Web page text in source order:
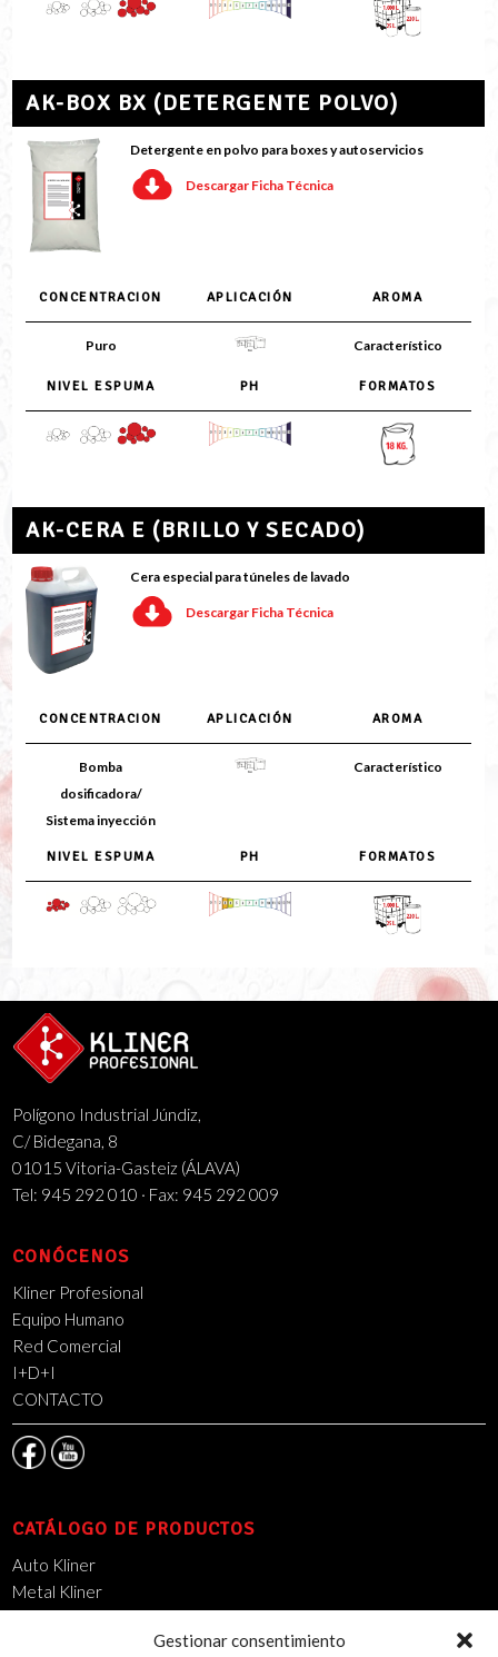
Gestionar consentimiento
AK-BOX BX (DETERGENTE POLVO)
Detergente en polvo para boxes y autoservicios
Descargar Ficha Técnica
CONCENTRACION APLICACIÓN AROMA
Puro Característico
NIVEL ESPUMA PH FORMATOS
AK-CERA E (BRILLO Y SECADO)
Cera especial para túneles de lavado
Descargar Ficha Técnica
CONCENTRACION APLICACIÓN AROMA
Bomba
dosificadora/
Sistema inyección
Característico
NIVEL ESPUMA PH FORMATOS
Polígono Industrial Júndiz,
C/ Bidegana, 8
01015 Vitoria-Gasteiz (ÁLAVA)
Tel: 945 292 010 · Fax: 945 292 009
CONÓCENOS
Kliner Profesional
Equipo Humano
Red Comercial
I+D+I
CONTACTO
CATÁLOGO DE PRODUCTOS
Auto Kliner
Metal Kliner